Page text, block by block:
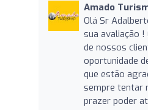
Amado
Olá Sr
sua avaliação !
de nossos
oportunidade
que estão
sempre tentar
prazer poder